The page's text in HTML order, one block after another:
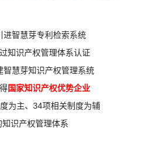
进智慧芽专利检索系统
知识产权管理体系认证
智慧芽知识产权管理系统
国家知识产权优势企业
为主、34项相关制度为辅
知识产权管理体系